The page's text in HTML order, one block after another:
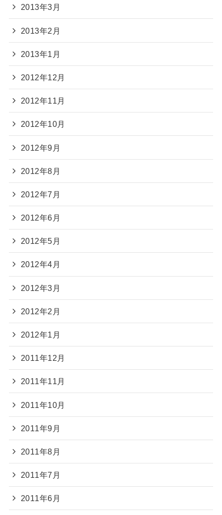
2013年3月
2013年2月
2013年1月
2012年12月
2012年11月
2012年10月
2012年9月
2012年8月
2012年7月
2012年6月
2012年5月
2012年4月
2012年3月
2012年2月
2012年1月
2011年12月
2011年11月
2011年10月
2011年9月
2011年8月
2011年7月
2011年6月